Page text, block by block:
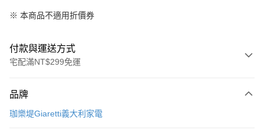
※ 本商品不適用折價券
付款與運送方式
宅配滿NT$299免運
信用卡一次付款
品牌
珈樂堤Giaretti義大利家電